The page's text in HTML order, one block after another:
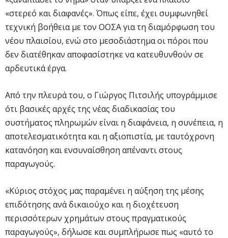
«στερεό και διαφανές». Όπως είπε, έχει συμφωνηθεί
τεχνική βοήθεια με τον ΟΟΣΑ για τη διαμόρφωση του
νέου πλαισίου, ενώ στο μεσοδιάστημα οι πόροι που
δεν διατέθηκαν αποφασίστηκε να κατευθυνθούν σε
αρδευτικά έργα.
Από την πλευρά του, ο Γιώργος Πιτσιλής υπογράμμισε
ότι βασικές αρχές της νέας διαδικασίας του
συστήματος πληρωμών είναι η διαφάνεια, η συνέπεια, η
αποτελεσματικότητα και η αξιοπιστία, με ταυτόχρονη
κατανόηση και ενσυναίσθηση απέναντι στους
παραγωγούς.
«Κύριος στόχος μας παραμένει η αύξηση της μέσης
επιδότησης ανά δικαιούχο και η διοχέτευση
περισσότερων χρημάτων στους πραγματικούς
παραγωγούς», δήλωσε και συμπλήρωσε πως «αυτό το